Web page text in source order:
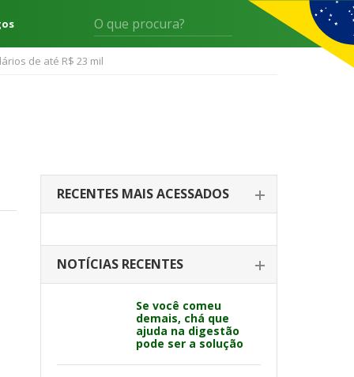
de até R$ 23 mil
RECENTES MAIS ACESSADOS
NOTÍCIAS RECENTES
Se você comeu
demais, chá que
ajuda na digestão
pode ser a solução